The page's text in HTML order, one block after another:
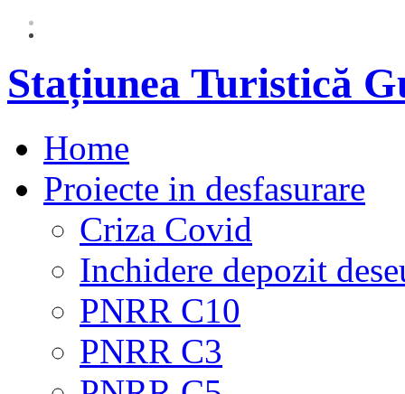
Stațiunea Turistică
Home
Proiecte in desfasurare
Criza Covid
Inchidere depozit
PNRR C10
PNRR C3